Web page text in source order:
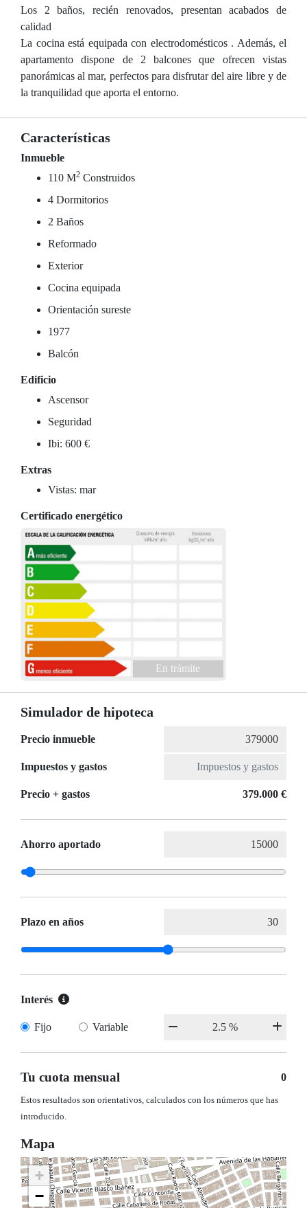
Los 2 baños, recién renovados, presentan acabados de
calidad
La cocina está equipada con electrodomésticos . Además, el
apartamento dispone de 2 balcones que ofrecen vistas
panorámicas al mar, perfectos para disfrutar del aire libre y de
la tranquilidad que aporta el entorno.
Características
Inmueble
110 M2 Construidos
4 Dormitorios
2 Baños
Reformado
Exterior
Cocina equipada
Orientación sureste
1977
Balcón
Edificio
Ascensor
Seguridad
Ibi: 600 €
Extras
Vistas: mar
Certificado energético
En trámite
Simulador de hipoteca
Precio inmueble
Impuestos y gastos
Precio + gastos 379.000 €
Ahorro aportado
Plazo en años
Interés
Fijo Variable
Tu cuota mensual 0
Estos resultados son orientativos, calculados con los números que has
introducido.
Mapa
+
−